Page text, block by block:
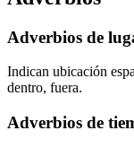
Adverbios de
Indican ubicación
dentro, fuera.
Adverbios de